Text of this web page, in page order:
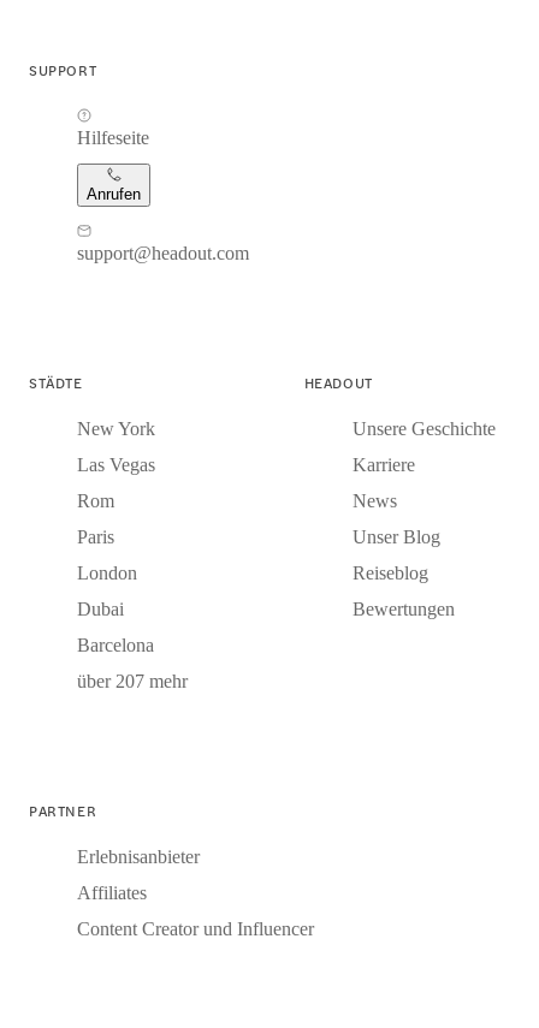
SUPPORT
Hilfeseite
Anrufen
support@headout.com
STÄDTE
New York
Las Vegas
Rom
Paris
London
Dubai
Barcelona
über 207 mehr
HEADOUT
Unsere Geschichte
Karriere
News
Unser Blog
Reiseblog
Bewertungen
PARTNER
Erlebnisanbieter
Affiliates
Content Creator und Influencer